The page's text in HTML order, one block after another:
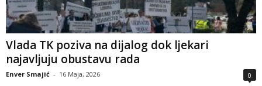
Vlada TK poziva na dijalog dok ljekari
najavljuju obustavu rada
Enver Smajić - 16 Maja, 2026 0